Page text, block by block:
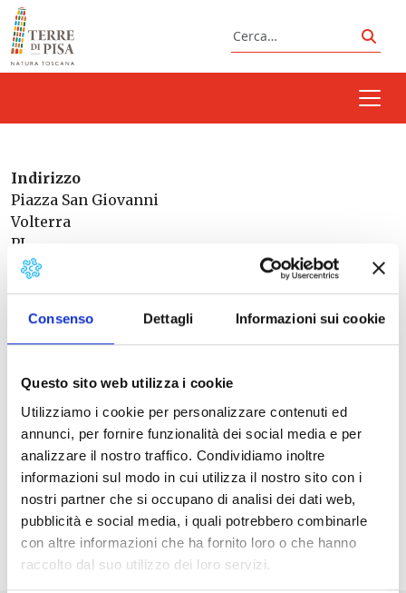
Consenso Dettagli Informazioni sui cookie
Questo sito web utilizza i cookie
Utilizziamo i cookie per personalizzare contenuti ed
annunci, per fornire funzionalità dei social media e per
analizzare il nostro traffico. Condividiamo inoltre
informazioni sul modo in cui utilizza il nostro sito con i
nostri partner che si occupano di analisi dei dati web,
pubblicità e social media, i quali potrebbero combinarle
con altre informazioni che ha fornito loro o che hanno
raccolto dal suo utilizzo dei loro servizi.
Vai al contenuto
Cerca
Indirizzo
Piazza San Giovanni
Volterra
PI
Toscana
Italia
Prossimi eventi
Mostra "Oltre 7.000 Metri di Storia: Le Mura
Etrusche di Volterra" - 06/08/2026 - 30/09/2026
- 10:00 - 18:00
Mostra "Jump: la fotografia in movimento" a
Volterra- 07/08/2026 - 27/09/2026 - 10:00 - 17:00